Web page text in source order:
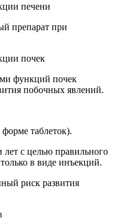
печени
препарат при
почек
функций почек
побочных явлений.
таблеток).
лет с целью правильного
в виде инъекций.
риск развития